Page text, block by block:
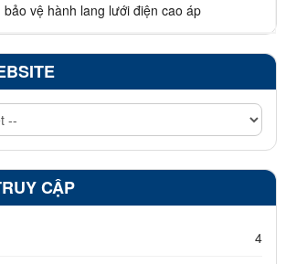
bảo vệ hành lang lưới điện cao áp
CẬP
4